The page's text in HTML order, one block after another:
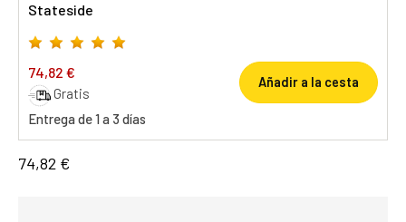
Stateside
74,82 €
Gratis
Entrega de 1 a 3 días
Añadir a la cesta
74,82 €